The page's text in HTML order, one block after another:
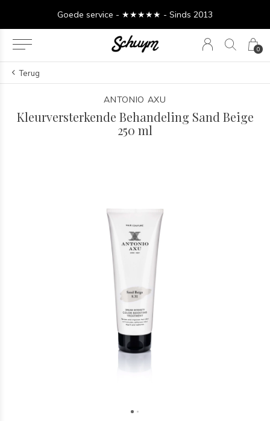
0
Goede service - ★★★★★ - Sinds 2013
Terug
ANTONIO AXU
Kleurversterkende Behandeling Sand Beige
250 ml